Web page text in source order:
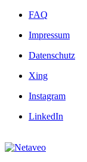
FAQ
Impressum
Datenschutz
Xing
Instagram
LinkedIn